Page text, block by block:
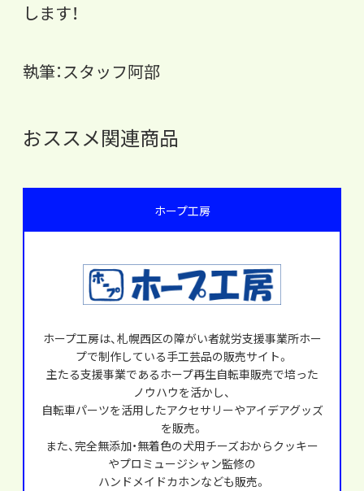
します！
執筆：スタッフ阿部
おススメ関連商品
ホープ工房
ホープ工房は、札幌西区の障がい者就労支援事業所ホー
プで制作している手工芸品の販売サイト。
主たる支援事業であるホープ再生自転車販売で培った
ノウハウを活かし、
自転車パーツを活用したアクセサリーやアイデアグッズ
を販売。
また、完全無添加・無着色の犬用チーズおからクッキー
やプロミュージシャン監修の
ハンドメイドカホンなども販売。